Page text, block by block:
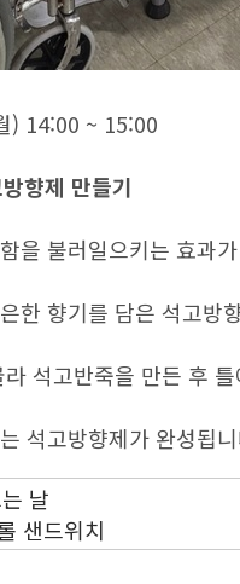
14:00 ~ 15:00
향제 만들기
을 불러일으키는 효과
한 향기를 담은 석고방
석고반죽을 만든 후
석고방향제가 완성됩
날
샌드위치